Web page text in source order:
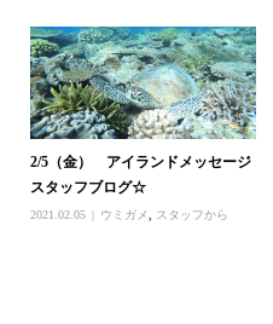
2/5（金） アイランドメッセージ
スタッフブログ☆
2021.02.05 ウミガメ, スタッフから